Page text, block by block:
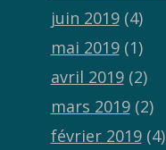
juin 2019(4)
mai 2019(1)
avril 2019(2)
mars 2019(2)
février 2019(4)